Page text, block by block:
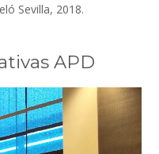
Sevilla, 2018.
APD